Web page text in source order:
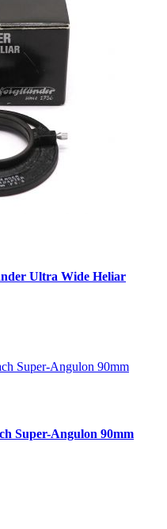
Ultra Wide Heliar
Super-Angulon 90mm